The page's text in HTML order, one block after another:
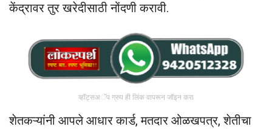
केंद्रावर तुर खरेदीसाठी नोंदणी करावी.
व्हॉट्सअॅप ग्रुप ही लिंक वापरून जॉइन करा
शेतकऱ्यांनी आपले आधार कार्ड, मतदार ओळखपत्र, शेतीचा